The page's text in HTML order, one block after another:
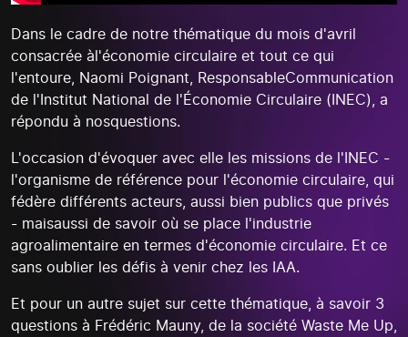
Dans le cadre de notre thématique du mois d'avril
consacrée àl'économie circulaire et tout ce qui
l'entoure, Naomi Poignant, ResponsableCommunication
de l'Institut National de l'Économie Circulaire (INEC), a
répondu à nosquestions.
L'occasion d'évoquer avec elle les missions de l'INEC -
l'organisme de référence pour l'économie circulaire, qui
fédère différents acteurs, aussi bien publics que privés
- maisaussi de savoir où se place l'industrie
agroalimentaire en termes d'économie circulaire. Et ce
sans oublier les défis à venir chez les IAA.
Et pour un autre sujet sur cette thématique, à savoir 3
questions à Frédéric Mauny, de la société Waste Me Up,